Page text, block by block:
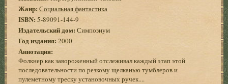
Жанр: Социальная фантастика
ISBN:5-89091-144-9
Издательский дом: Симпозиум
Год издания: 2000
Аннотация:
Фолкнер как завороженный отслеживал каждый этап этой
последовательности по резкому щелканью тумблеров и
пулеметному треску установочных ручек....